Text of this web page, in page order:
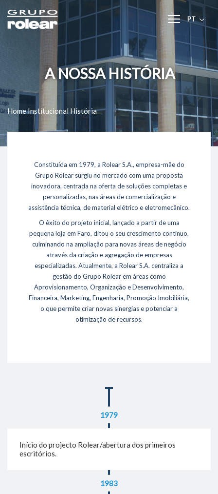
PT
Áreas de Actuação
- Academia Rolear
- Aluguer de Geradores
- Rolear Mais
- Rolear.ON
Institucional
- A História
- O Grupo Rolear
- Oportunidades / Ofertas disponíveis
- Responsabilidade Social
Sustentabilidade
- Eficiência Energética
- Fornecedores
Projetos de referência
A NOSSA HISTÓRIA
HomeInstitucionalHistória
Constituída em 1979, a Rolear S.A., empresa-mãe do
Grupo Rolear surgiu no mercado com uma proposta
inovadora, centrada na oferta de soluções completas e
personalizadas, nas áreas de comercialização e
assistência técnica, de material elétrico e eletromecânico.
O êxito do projeto inicial, lançado a partir de uma
pequena loja em Faro, ditou o seu crescimento contínuo,
culminando na ampliação para novas áreas de negócio
através da criação e agregação de empresas
especializadas. Atualmente, a Rolear S.A. centraliza a
gestão do Grupo Rolear em áreas como
Aprovisionamento, Organização e Desenvolvimento,
Financeira, Marketing, Engenharia, Promoção Imobiliária,
o que permite criar novas sinergias e potenciar a
otimização de recursos.
1979
Início do projecto Rolear/abertura dos primeiros
escritórios.
1983